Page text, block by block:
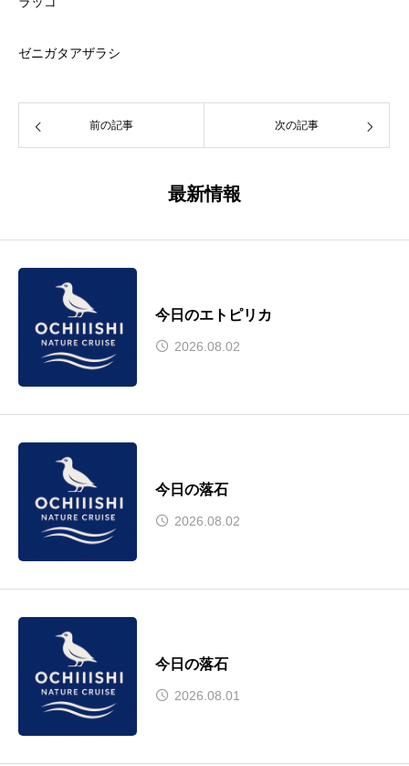
ゼニガタアザラシ
前の記事 次の記事
最新情報
今日のエトピリカ
2026.08.02
今日の落石
2026.08.02
今日の落石
2026.08.01